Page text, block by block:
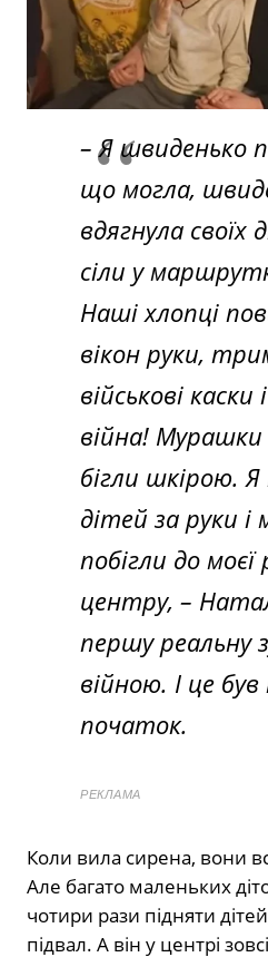
– Я швиденько
що могла,
вдягнула своїх
сіли у
Наші хлопці
вікон руки,
військові каски
війна!
бігли шкірою.
дітей за руки і
побігли до
центру, –
першу реальну
війною. І це
початок.
РЕКЛАМА
Коли вила сирена, вони
Але багато маленьких
чотири рази підняти
підвал. А він у центрі